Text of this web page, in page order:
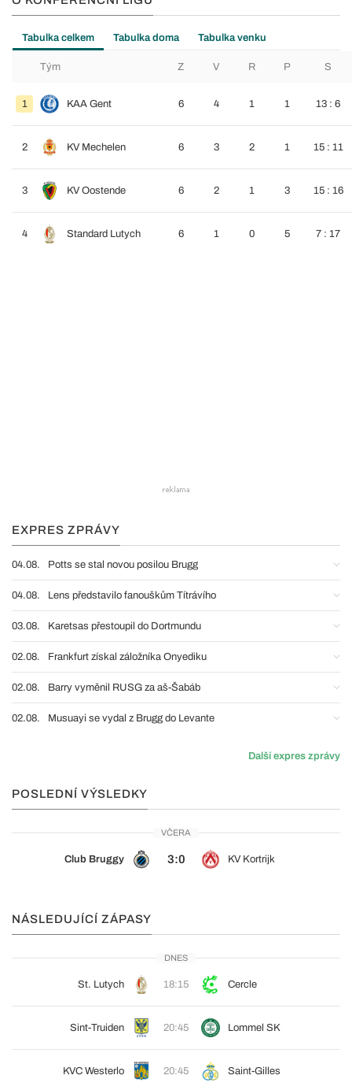
Tabulka celkem Tabulka doma Tabulka venku
Tým Z V R P S
1 KAA Gent 6 4 1 1 13 : 6
2 KV Mechelen 6 3 2 1 15 : 11
3 KV Oostende 6 2 1 3 15 : 16
4 Standard Lutych 6 1 0 5 7 : 17
EXPRES ZPRÁVY
04.08. Potts se stal novou posilou Brugg
04.08. Lens představilo fanouškům Títrávího
03.08. Karetsas přestoupil do Dortmundu
02.08. Frankfurt získal záložníka Onyediku
02.08. Barry vyměnil RUSG za aš-Šabáb
02.08. Musuayi se vydal z Brugg do Levante
Další expres zprávy
POSLEDNÍ VÝSLEDKY
VČERA
Club Bruggy 3:0 KV Kortrijk
NÁSLEDUJÍCÍ ZÁPASY
DNES
St. Lutych 18:15 Cercle
Sint-Truiden 20:45 Lommel SK
KVC Westerlo 20:45 Saint-Gilles